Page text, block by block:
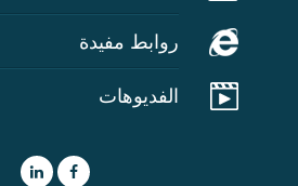
روابط مفيدة
الفديوهات